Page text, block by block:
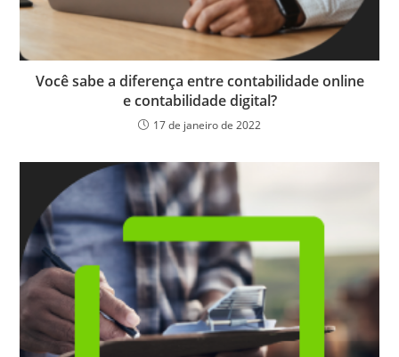
Você sabe a diferença entre contabilidade online
e contabilidade digital?
17 de janeiro de 2022